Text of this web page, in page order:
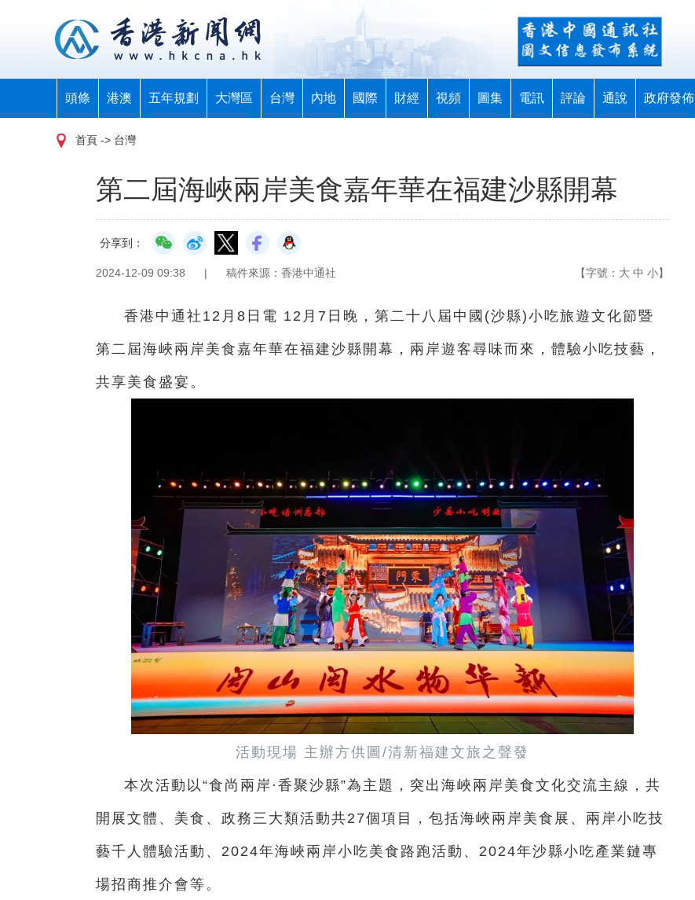
頭條 港澳 五年規劃 大灣區 台灣 內地 國際 財經 視頻 圖集 電訊 評論 通說 政府發佈
首頁 -> 台灣
第二屆海峽兩岸美食嘉年華在福建沙縣開幕
分享到：
2024-12-09 09:38 | 稿件來源：香港中通社 【字號： 大 中 小】
香港中通社12月8日電 12月7日晚，第二十八屆中國(沙縣)小吃旅遊文化節暨
第二屆海峽兩岸美食嘉年華在福建沙縣開幕，兩岸遊客尋味而來，體驗小吃技藝，
共享美食盛宴。
活動現場 主辦方供圖/清新福建文旅之聲發
本次活動以“食尚兩岸·香聚沙縣”為主題，突出海峽兩岸美食文化交流主線，共
開展文體、美食、政務三大類活動共27個項目，包括海峽兩岸美食展、兩岸小吃技
藝千人體驗活動、2024年海峽兩岸小吃美食路跑活動、2024年沙縣小吃產業鏈專
場招商推介會等。